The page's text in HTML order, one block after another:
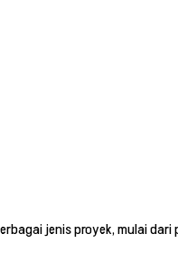
jenis proyek, mulai dari